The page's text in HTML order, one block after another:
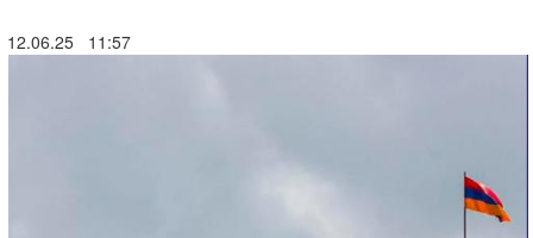
12.06.25 11:57